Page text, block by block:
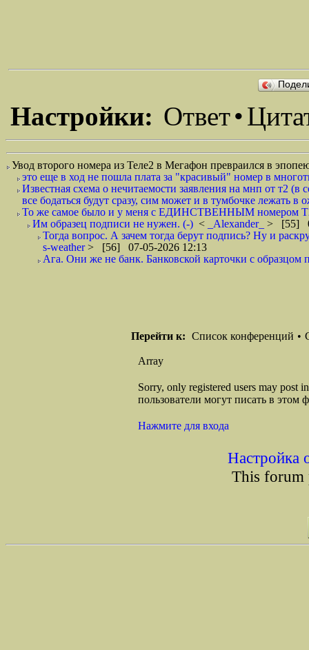
Настройки: Ответ•
Увод второго номера из Теле2 в Мегафон превраился в
это еще в ход не пошла плата за "красивый" номер в
Известная схема о нечитаемости заявления на мнп от т2
все бодаться будут сразу, сим может и в тумбочке лежать
То же самое было и у меня с ЕДИНСТВЕННЫМ номером
Им образец подписи не нужен. (-) < _Alexander_ > [55]
Тогда вопрос. А зачем тогда берут подпись? Ну и
s-weather> [56] 07-05-2026 12:13
Ага. Они же не банк. Банковской карточки с образцом
Перейти к: Список конференций •
Array
Sorry, only registered users may post
пользователи могут писать в этом
Нажмите для входа
Настройка
This